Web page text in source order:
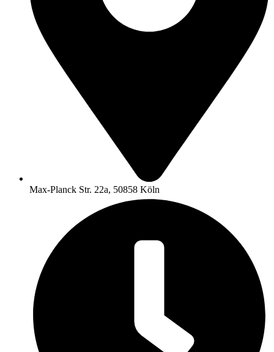
Max-Planck Str. 22a, 50858 Köln